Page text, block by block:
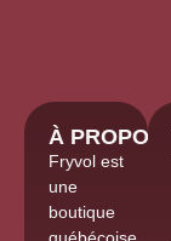
À PROPOS
Fryvol est
une
boutique
québécoise